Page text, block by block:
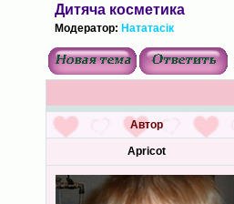
Дитяча косметика
Модератор: Нататасік
Автор
Apricot